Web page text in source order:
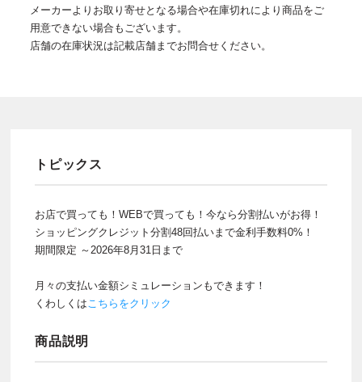
メーカーよりお取り寄せとなる場合や在庫切れにより商品をご
用意できない場合もございます。
店舗の在庫状況は記載店舗までお問合せください。
トピックス
お店で買っても！WEBで買っても！今なら分割払いがお得！
ショッピングクレジット分割48回払いまで金利手数料0%！
期間限定 ～2026年8月31日まで
月々の支払い金額シミュレーションもできます！
くわしくはこちらをクリック
商品説明